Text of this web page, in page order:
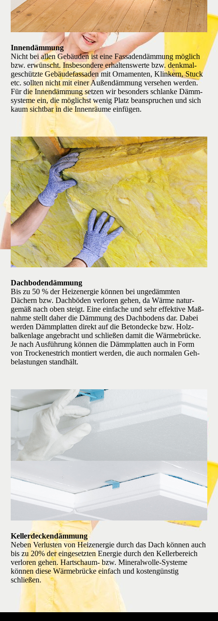
Innendämmung
Nicht bei allen Gebäu­den ist eine Fassaden­dämmung möglich
bzw. erwünscht. Insbeson­dere erhaltens­werte bzw. denkmal­
geschützte Gebäude­fassaden mit Orna­menten, Klinkern, Stuck
etc. sollten nicht mit einer Außen­dämmung versehen werden.
Für die Innen­dämmung setzen wir beson­ders schlanke Dämm­
systeme ein, die möglichst wenig Platz bean­spruchen und sich
kaum sicht­bar in die Innen­räume einfügen.
Dachboden­dämmung
Bis zu 50 % der Heiz­energie können bei unge­dämm­ten
Dächern bzw. Dach­böden verloren gehen, da Wärme natur­
gemäß nach oben steigt. Eine ein­fache und sehr effektive Maß­
nahme stellt daher die Dämmung des Dach­bodens dar. Dabei
werden Dämm­platten direkt auf die Beton­decke bzw. Holz­
balken­lage angebracht und schließen damit die Wärme­brücke.
Je nach Aus­füh­rung können die Dämm­platten auch in Form
von Trockenestrich­­ montiert werden, die auch normalen Geh­
belastungen standhält.
Keller­decken­dämmung
Neben Verlusten von Heiz­energie durch das Dach können auch
bis zu 20% der einge­setzten Energie durch den Keller­bereich
verloren gehen. Hart­schaum- bzw. Mineral­wolle-Systeme
können diese Wärme­brücke einfach und kosten­günstig
schließen.